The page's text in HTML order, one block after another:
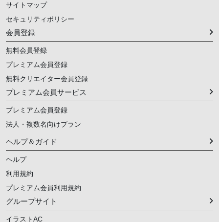
サイトマップ
セキュリティポリシー
会員登録
無料会員登録
プレミアム会員登録
無料クリエイター会員登録
プレミアム会員サービス
プレミアム会員登録
法人・複数名向けプラン
ヘルプ＆ガイド
ヘルプ
利用規約
プレミアム会員利用規約
グループサイト
イラストAC